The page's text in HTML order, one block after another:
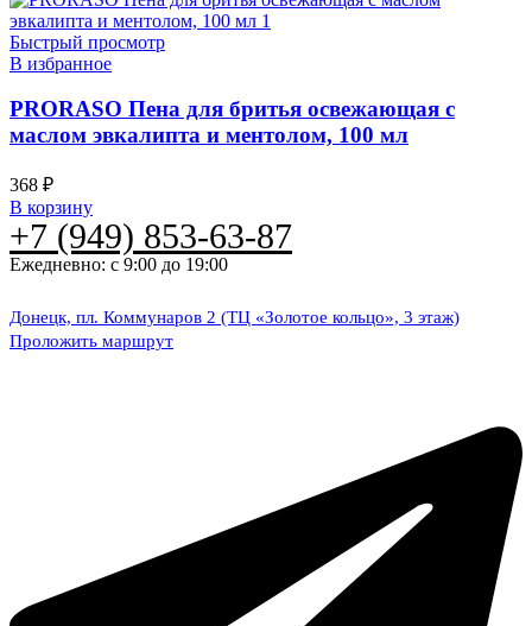
Быстрый просмотр
В избранное
PRORASO Пена для бритья освежающая с
маслом эвкалипта и ментолом, 100 мл
368 ₽
В корзину
+7 (949) 853-63-87
Ежедневно: с 9:00 до 19:00
Донецк, пл. Коммунаров 2 (ТЦ «Золотое кольцо», 3 этаж)
Проложить маршрут